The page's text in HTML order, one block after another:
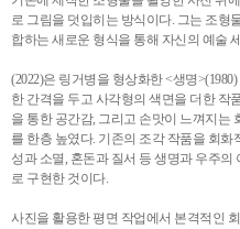
로 그림을 덧입히는 방식이다. 그는 조형
합하는 새로운 형식을 통해 자신의 예술
(2022)은 링거병을 형상화한 <생명
한 간격을 두고 사각형의 색면을 더한 작
을 통한 공간감, 그리고 손맛이 느껴지는
를 한층 높였다. 기존의 조각 작품을 회
성과 소멸, 혼돈과 질서 등 생명과 우주
로 구현한 것이다.
사진을 활용한 평면 작업에서 본격적인